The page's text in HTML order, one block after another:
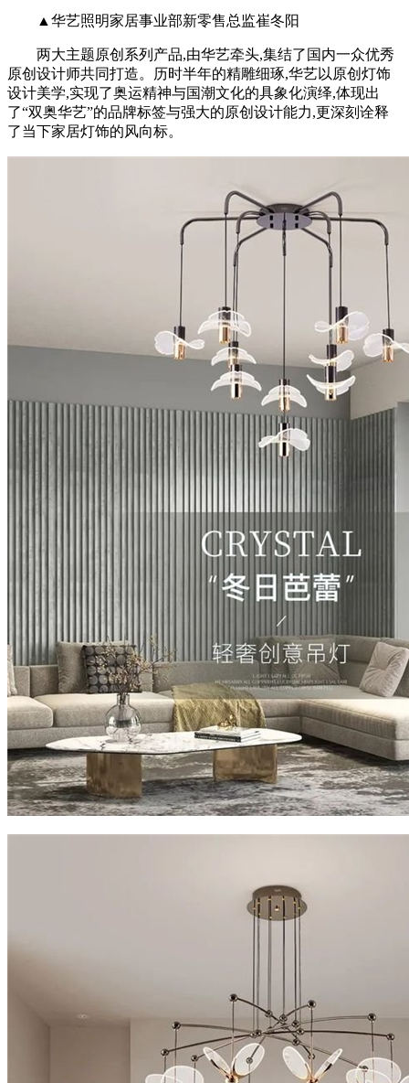
▲华艺照明家居事业部新零售总监崔冬阳
两大主题原创系列产品,由华艺牵头,集结了国内一众优秀
原创设计师共同打造。历时半年的精雕细琢,华艺以原创灯饰
设计美学,实现了奥运精神与国潮文化的具象化演绎,体现出
了“双奥华艺”的品牌标签与强大的原创设计能力,更深刻诠释
了当下家居灯饰的风向标。